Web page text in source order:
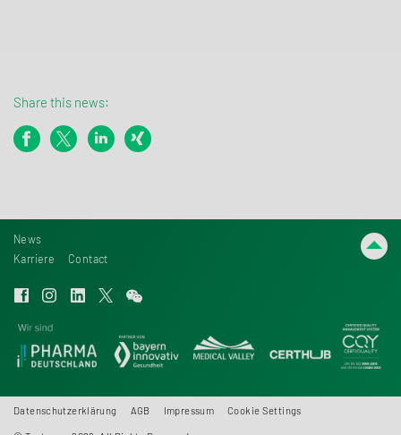
Share this news:
News
Karriere
Contact
Datenschutzerklärung AGB Impressum Cookie Settings